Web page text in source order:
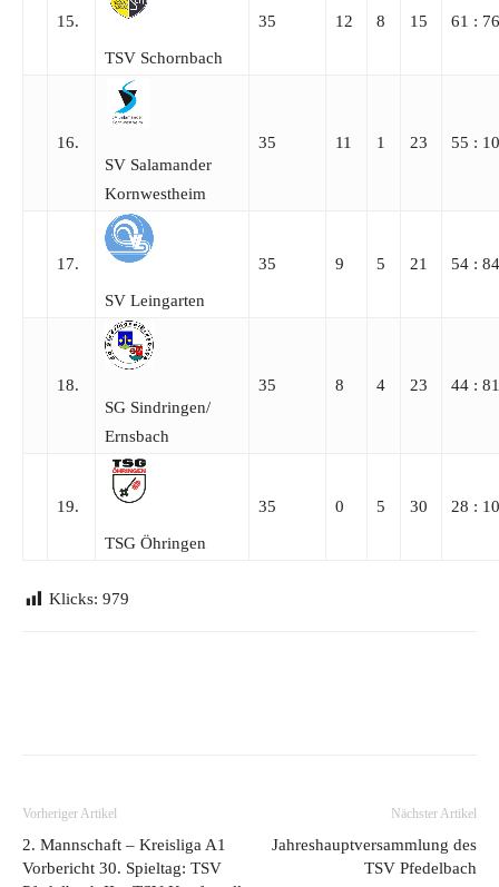
15.
TSV Schornbach
35 12 8 15 61 : 76
16.
SV Salamander
Kornwestheim
35 11 1 23 55 :
17.
SV Leingarten
35 9 5 21 54 : 84
18.
SG Sindringen/​
Ernsbach
35 8 4 23 44 : 81
19.
TSG Öhringen
35 0 5 30 28 :
Klicks: 979
Vorheriger Artikel
2. Mannschaft – Kreisliga A1
Vorbericht 30. Spieltag: TSV
Nächster Artikel
Jahreshauptversammlung des
TSV Pfedelbach